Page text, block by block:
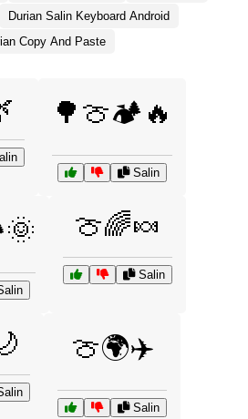
lainnya untuk menemukan cara
Durian Salin Keyboard Android
Copy And Paste
🌳🍈🏕️🔥
Salin
🍈🌈🍬
Salin
🍈🌍✈️
Salin